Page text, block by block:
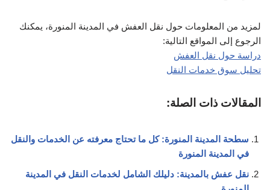
لمزيد من المعلومات حول نقل العفش في المدينة المنورة، يمكنك
الرجوع إلى المواقع التالية:
دراسة حول نقل العفش
تحليل سوق خدمات النقل
المقالات ذات الصلة:
سطحة المدينة المنورة: كل ما تحتاج معرفته عن الخدمات والنقل
في المدينة المنورة
نقل عفش بالمدينة: دليلك الشامل لخدمات النقل في المدينة